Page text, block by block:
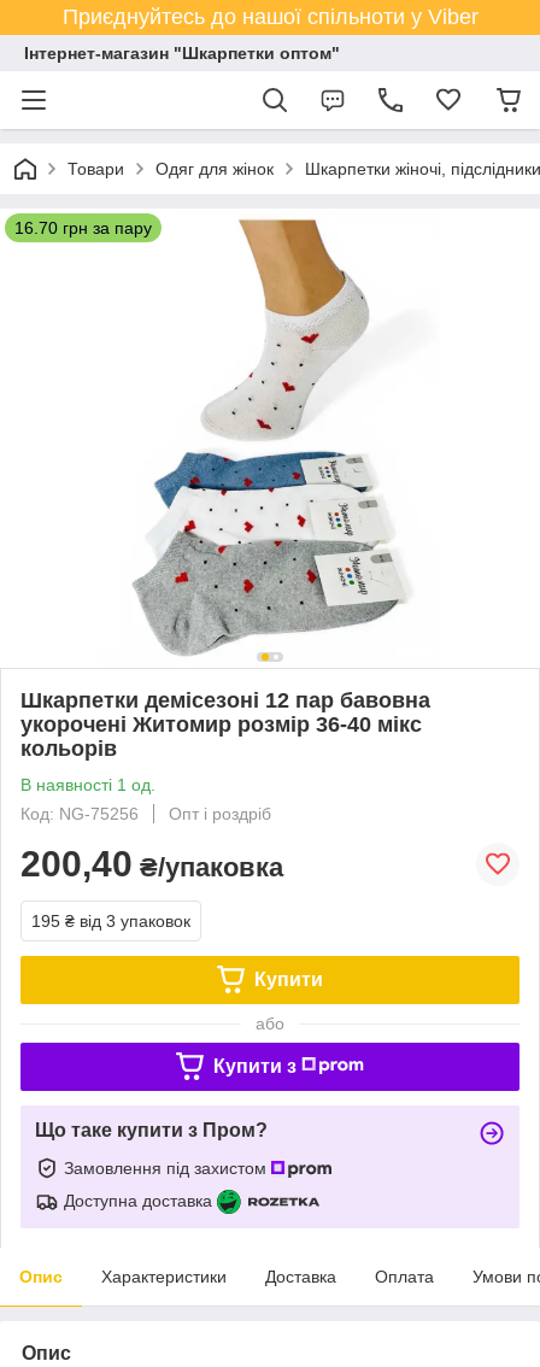
Приєднуйтесь до нашої спільноти у Viber
Інтернет-магазин "Шкарпетки оптом"
Товари Одяг для жінок Шкарпетки жіночі, підслідники
16.70 грн за пару
Шкарпетки демісезоні 12 пар бавовна
укорочені Житомир розмір 36-40 мікс
кольорів
В наявності 1 од.
Код: NG-75256
Опт і роздріб
200,40 ₴/упаковка
195 ₴ від 3 упаковок
Купити
або
Купити з
Що таке купити з Пром?
Замовлення під захистом
Доступна доставка
Опис Характеристики Доставка Оплата Умови
Опис